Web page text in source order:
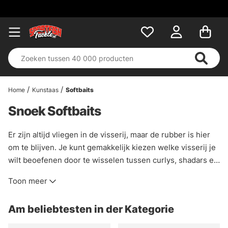
Home Kunstaas Softbaits
Snoek Softbaits
Er zijn altijd vliegen in de visserij, maar de rubber is hier
om te blijven. Je kunt gemakkelijk kiezen welke visserij je
wilt beoefenen door te wisselen tussen curlys, shadars en
is een van de meest veelzijdige visserijen die je kunt
variëren; je aas door af te wisselen tussen ratelgewichten,
Toon meer
Am beliebtesten in der Kategorie